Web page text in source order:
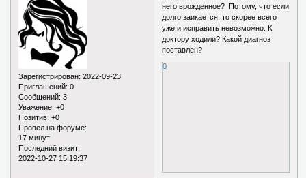
Зарегистрирован: 2022-09-23
Приглашений: 0
Сообщений: 3
Уважение: +0
Позитив: +0
Провел на форуме:
17 минут
Последний визит:
2022-10-27 15:19:37
него врожденное? Потому, что если
долго заикается, то скорее всего
уже и исправить невозможно. К
доктору ходили? Какой диагноз
поставлен?
0